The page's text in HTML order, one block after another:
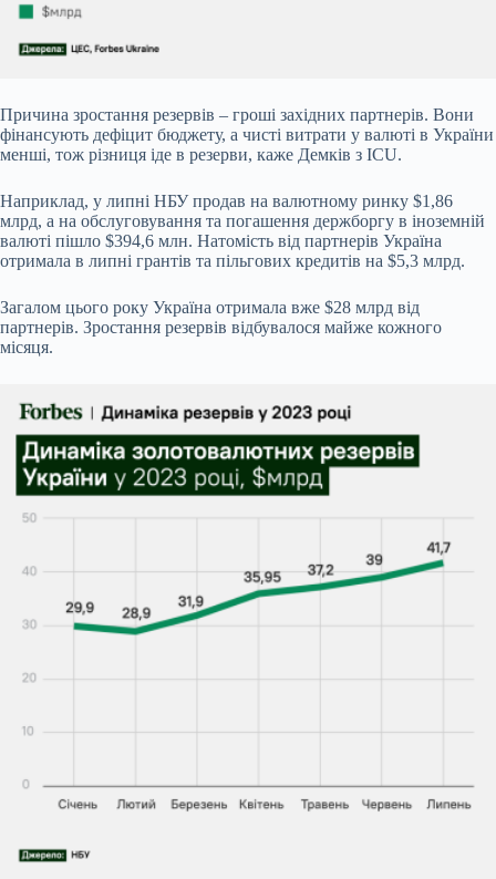
Причина зростання резервів – гроші західних партнерів. Вони
фінансують дефіцит бюджету, а чисті витрати у валюті в України
менші, тож різниця іде в резерви, каже Демків з ICU.
Наприклад, у липні НБУ продав на валютному ринку $1,86
млрд, а на обслуговування та погашення держборгу в іноземній
валюті пішло $394,6 млн. Натомість від партнерів Україна
отримала в липні грантів та пільгових кредитів на $5,3 млрд.
Загалом цього року Україна отримала вже $28 млрд від
партнерів. Зростання резервів відбувалося майже кожного
місяця.